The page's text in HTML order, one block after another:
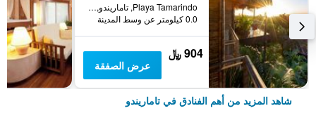
Playa Tamarindo, تاماريندو, كوستاريكا
0.0 كيلومتر عن وسط المدينة
904 ﷼
عرض الصفقة
شاهد المزيد من أهم الفنادق في تاماريندو